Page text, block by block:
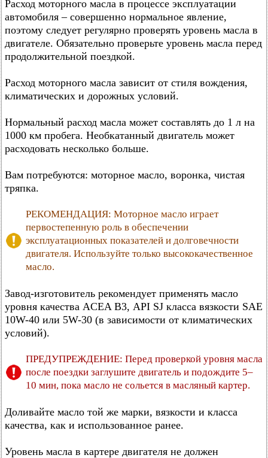
Расход моторного масла в процессе эксплуатации
автомобиля – совершенно нормальное явление,
поэтому следует регулярно проверять уровень масла в
двигателе. Обязательно проверьте уровень масла перед
продолжительной поездкой.
Расход моторного масла зависит от стиля вождения,
климатических и дорожных условий.
Нормальный расход масла может составлять до 1 л на
1000 км пробега. Необкатанный двигатель может
расходовать несколько больше.
Вам потребуются: моторное масло, воронка, чистая
тряпка.
РЕКОМЕНДАЦИЯ: Моторное масло играет
первостепенную роль в обеспечении
эксплуатационных показателей и долговечности
двигателя. Используйте только высококачественное
масло.
Завод-изготовитель рекомендует применять масло
уровня качества ACEA В3, API SJ класса вязкости SAE
10W-40 или 5W-30 (в зависимости от климатических
условий).
ПРЕДУПРЕЖДЕНИЕ: Перед проверкой уровня масла
после поездки заглушите двигатель и подождите 5–
10 мин, пока масло не сольется в масляный картер.
Доливайте масло той же марки, вязкости и класса
качества, как и использованное ранее.
Уровень масла в картере двигателя не должен